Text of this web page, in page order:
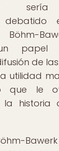
sería
debatido
un
de
utilidad
que le
historia